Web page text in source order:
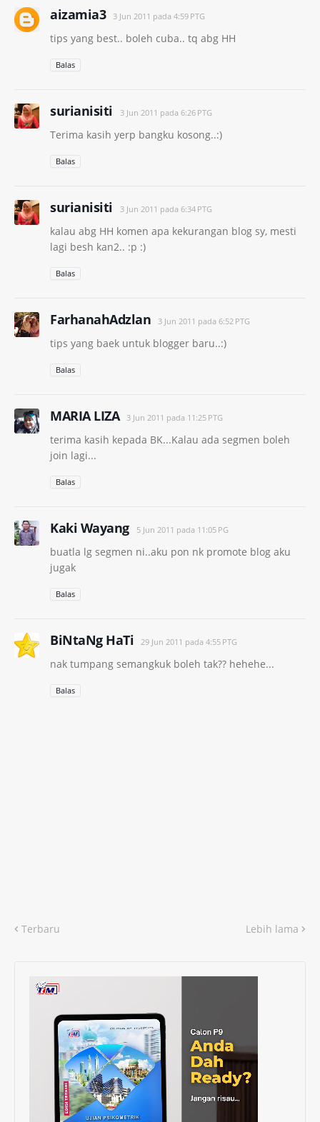
aizamia3 3 Jun 2011 pada 4:59 PTG
tips yang best.. boleh cuba.. tq abg HH
Balas
surianisiti 3 Jun 2011 pada 6:26 PTG
Terima kasih yerp bangku kosong..:)
Balas
surianisiti 3 Jun 2011 pada 6:34 PTG
kalau abg HH komen apa kekurangan blog sy, mesti
lagi besh kan2.. :p :)
Balas
FarhanahAdzlan 3 Jun 2011 pada 6:52 PTG
tips yang baek untuk blogger baru..:)
Balas
MARIA LIZA 3 Jun 2011 pada 11:25 PTG
terima kasih kepada BK...Kalau ada segmen boleh
join lagi...
Balas
Kaki Wayang 5 Jun 2011 pada 11:05 PG
buatla lg segmen ni..aku pon nk promote blog aku
jugak
Balas
BiNtaNg HaTi 29 Jun 2011 pada 4:55 PTG
nak tumpang semangkuk boleh tak?? hehehe...
Balas
Terbaru Lebih lama